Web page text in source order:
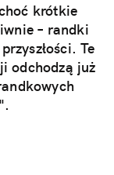
krótkie
– randki
Te
odchodzą już